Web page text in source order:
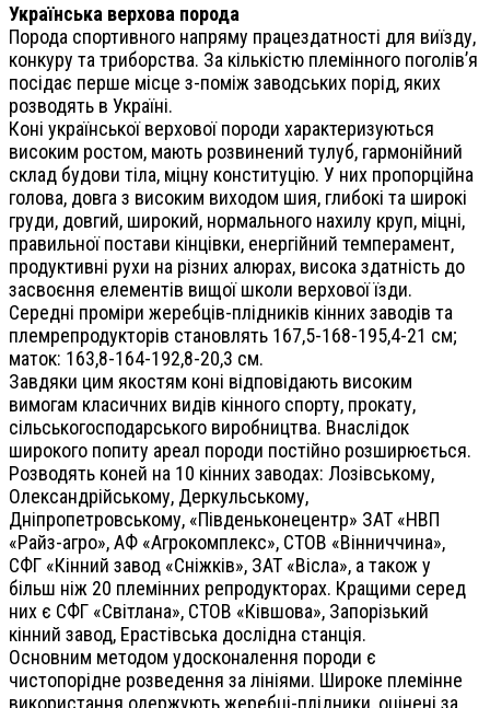
Українська верхова порода
Порода спортивного напряму працездатності для виїзду,
конкуру та триборства. За кількістю племінного поголів’я
посідає перше місце з-поміж заводських порід, яких
розводять в Україні.
Коні української верхової породи характеризуються
високим ростом, мають розвинений тулуб, гармонійний
склад будови тіла, міцну конституцію. У них пропорційна
голова, довга з високим виходом шия, глибокі та широкі
груди, довгий, широкий, нормального нахилу круп, міцні,
правильної постави кінцівки, енергійний темперамент,
продуктивні рухи на різних алюрах, висока здатність до
засвоєння елементів вищої школи верхової їзди.
Середні проміри жеребців-плідників кінних заводів та
племрепродукторів становлять 167,5-168-195,4-21 см;
маток: 163,8-164-192,8-20,3 см.
Завдяки цим якостям коні відповідають високим
вимогам класичних видів кінного спорту, прокату,
сільськогосподарського виробництва. Внаслідок
широкого попиту ареал породи постійно розширюється.
Розводять коней на 10 кінних заводах: Лозівському,
Олександрійському, Деркульському,
Дніпропетровському, «Південьконецентр» ЗАТ «НВП
«Райз-агро», АФ «Агрокомплекс», СТОВ «Вінниччина»,
СФГ «Кінний завод «Сніжків», ЗАТ «Вісла», а також у
більш ніж 20 племінних репродукторах. Кращими серед
них є СФГ «Світлана», СТОВ «Ківшова», Запорізький
кінний завод, Ерастівська дослідна станція.
Основним методом удосконалення породи є
чистопорідне розведення за лініями. Широке племінне
використання одержують жеребці-плідники, оцінені за